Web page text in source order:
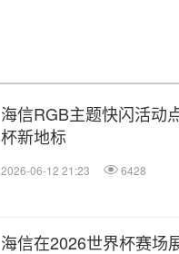
海信RGB主题快闪活动
杯新地标
2026-06-12 21:23 6428
海信在2026世界杯赛场